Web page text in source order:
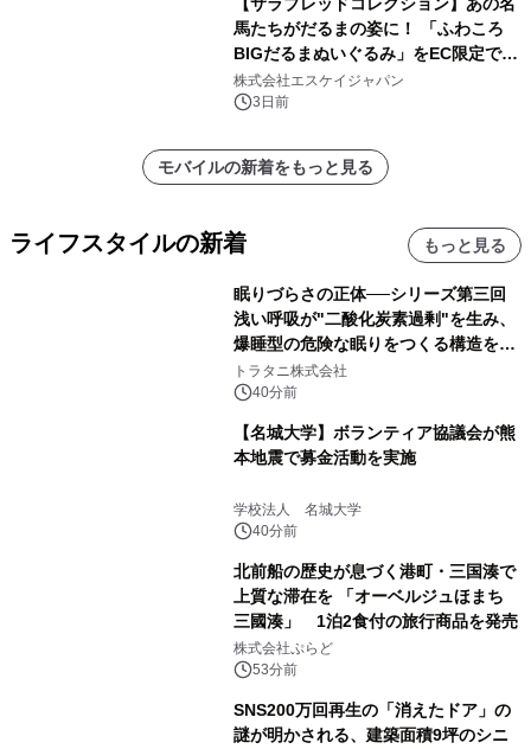
馬たちがだるまの姿に！ 「ふわころ
BIGだるまぬいぐるみ」をEC限定で受
注販売開始
株式会社エスケイジャパン
3日前
モバイルの新着をもっと見る
ライフスタイルの新着 もっと見る
眠りづらさの正体──シリーズ第三回
浅い呼吸が"二酸化炭素過剰"を生み、
爆睡型の危険な眠りをつくる構造を解
説
トラタニ株式会社
40分前
【名城大学】ボランティア協議会が熊
本地震で募金活動を実施
学校法人 名城大学
40分前
北前船の歴史が息づく港町・三国湊で
上質な滞在を 「オーベルジュほまち
三國湊」 1泊2食付の旅行商品を発売
株式会社ぷらど
53分前
SNS200万回再生の「消えたドア」の
謎が明かされる、建築面積9坪のシニ